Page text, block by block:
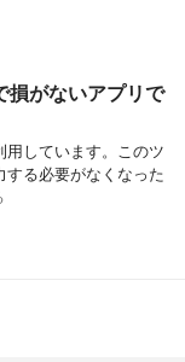
損がないアプリで
用しています。このツ
する必要がなくなった